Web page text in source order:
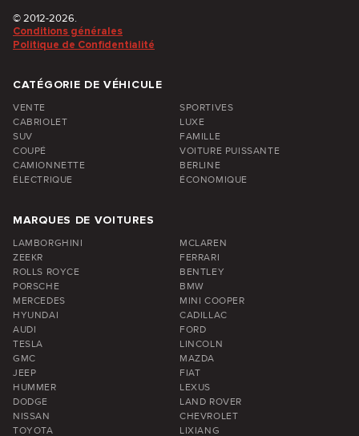
© 2012-2026.
Conditions générales
Politique de Confidentialité
CATÉGORIE DE VÉHICULE
VENTE
SPORTIVES
CABRIOLET
LUXE
SUV
FAMILLE
COUPÉ
VOITURE PUISSANTE
CAMIONNETTE
BERLINE
ÉLECTRIQUE
ÉCONOMIQUE
MARQUES DE VOITURES
LAMBORGHINI
MCLAREN
ZEEKR
FERRARI
ROLLS ROYCE
BENTLEY
PORSCHE
BMW
MERCEDES
MINI COOPER
HYUNDAI
CADILLAC
AUDI
FORD
TESLA
LINCOLN
GMC
MAZDA
JEEP
FIAT
HUMMER
LEXUS
DODGE
LAND ROVER
NISSAN
CHEVROLET
TOYOTA
LIXIANG